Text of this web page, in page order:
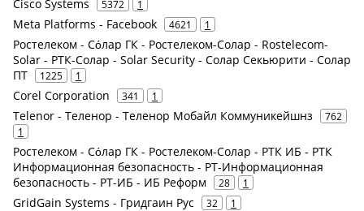
Cisco Systems 5372 1
Meta Platforms - Facebook 4621 1
Ростелеком - Сόлар ГК - Ростелеком-Солар - Rostelecom-
Solar - РТК-Солар - Solar Security - Солар Секьюрити - Солар
ПТ
1225 1
Corel Corporation 341 1
Telenor - Теленор - Теленор Мобайл Коммуникейшнз
762
1
Ростелеком - Сόлар ГК - Ростелеком-Солар - РТК ИБ - РТК
Информационная безопасность - РТ-Информационная
безопасность - РТ-ИБ - ИБ Реформ
28 1
GridGain Systems - Гридгаин Рус 32 1